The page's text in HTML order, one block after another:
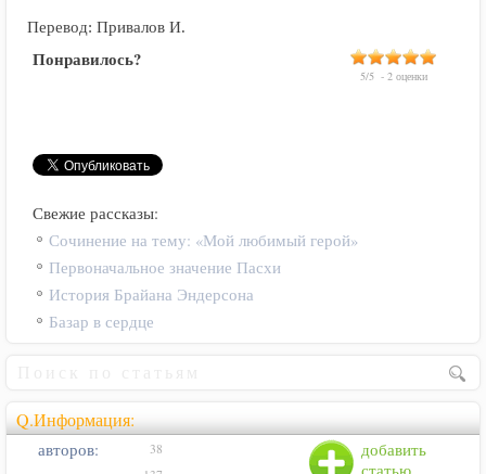
Перевод: Привалов И.
Понравилось?
5/5 - 2 оценки
Свежие рассказы:
Сочинение на тему: «Мой любимый герой»
Первоначальное значение Пасхи
История Брайана Эндерсона
Базар в сердце
Q.Информация:
добавить
авторов: 38